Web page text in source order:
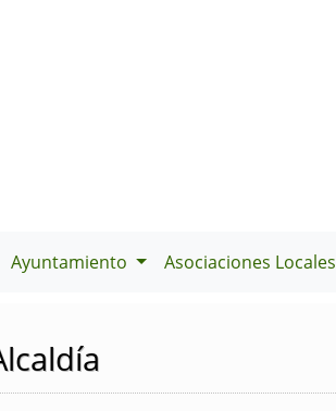
Ayuntamiento Asociaciones Locales